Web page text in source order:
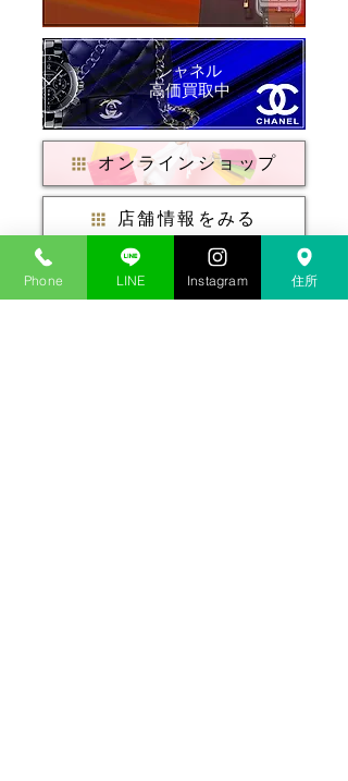
シャネル
​高価買取中
オンラインショップ
店舗情報をみる
店頭買取はこちら
Phone LINE Instagram 住所